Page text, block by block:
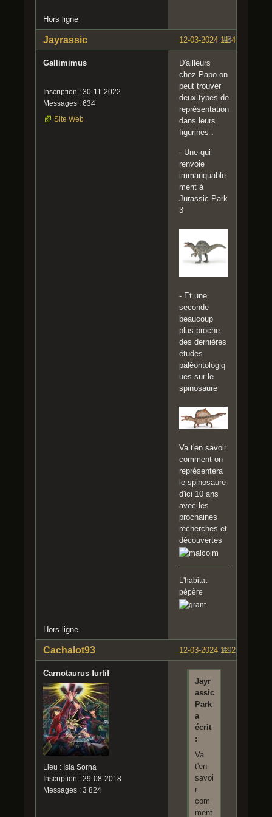
Hors ligne
#8
12-03-2024 11:45:18
Jayrassic
Gallimimus
Inscription : 30-11-2022
Messages : 634
Site Web
D'ailleurs
chez Papo on
peut trouver
deux types de
représentation
dans leurs
figurines :
- Une qui
renvoie
immanquable
ment à
Jurassic Park
3
- Et une
seconde
beaucoup
plus proche
des dernières
études
paléontologiq
ues sur le
spinosaure
Va t'en savoir
comment on
représentera
le spinosaure
d'ici 10 ans
avec les
prochaines
recherches et
découvertes
L'habitat
pépère
Hors ligne
#9
12-03-2024 12:27:04
Cachalot93
Carnotaurus furtif
Lieu : Isla Sorna
Inscription : 29-08-2018
Messages : 3 824
Jayr
assic
Park
a
écrit
:
Va
t'en
savoi
r
com
ment